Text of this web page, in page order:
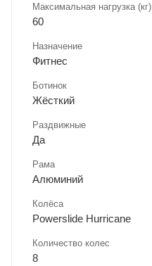
Максимальная нагрузка (кг)
60
Назначение
Фитнес
Ботинок
Жёсткий
Раздвижные
Да
Рама
Алюминий
Колёса
Powerslide Hurricane
Количество колес
8